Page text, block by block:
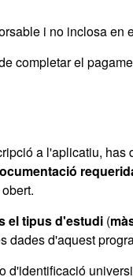
i no inclosa en
completar el
a l'aplicatiu,
el tipus d'estudi (
dades d'aquest
d'identificació